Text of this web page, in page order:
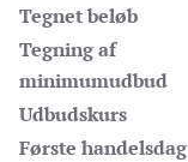
Tegnet beløb
Tegning af
minimumudbud
Udbudskurs
Første handelsdag